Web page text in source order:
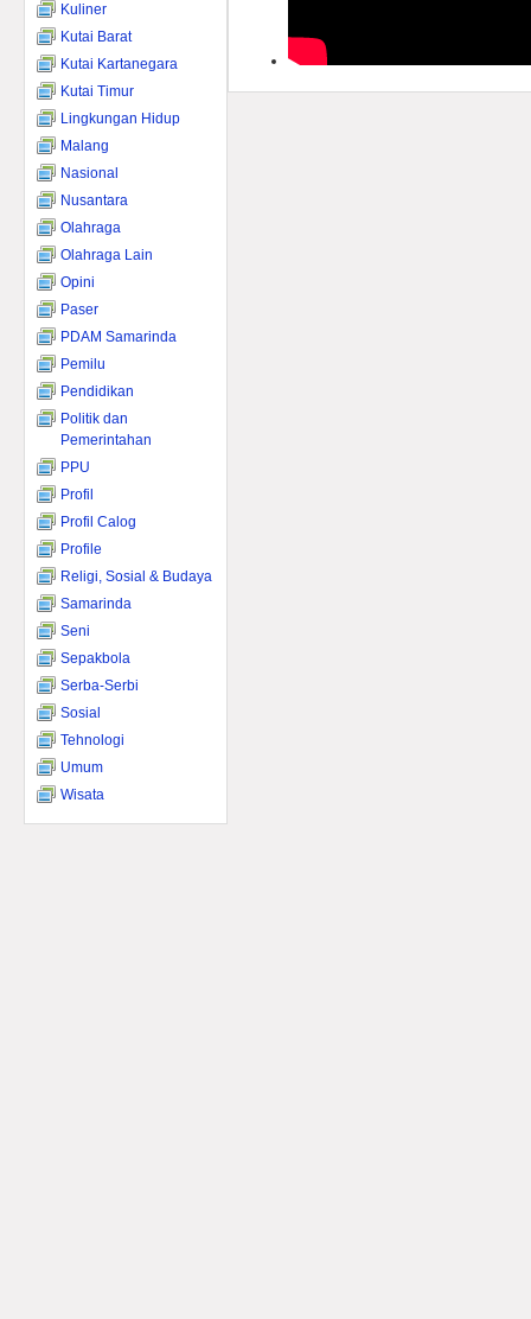
Kuliner
Kutai Barat
Kutai Kartanegara
Kutai Timur
Lingkungan Hidup
Malang
Nasional
Nusantara
Olahraga
Olahraga Lain
Opini
Paser
PDAM Samarinda
Pemilu
Pendidikan
Politik dan
Pemerintahan
PPU
Profil
Profil Calog
Profile
Religi, Sosial & Budaya
Samarinda
Seni
Sepakbola
Serba-Serbi
Sosial
Tehnologi
Umum
Wisata